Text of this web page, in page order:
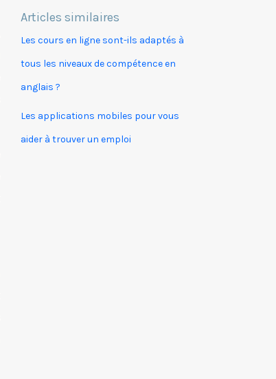
Articles similaires
Les cours en ligne sont-ils adaptés à
tous les niveaux de compétence en
anglais ?
Les applications mobiles pour vous
aider à trouver un emploi